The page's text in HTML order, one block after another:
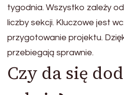
tygodnia. Wszystko zależy od
liczby sekcji. Kluczowe jest
przygotowanie projektu.
przebiegają sprawnie.
Czy da się